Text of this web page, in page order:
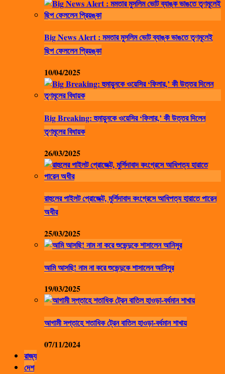
Big News Alert : মমতার মুসলিম ভোট ব্যাঙ্ক ভাঙতে তৃণমূলেই
ছিপ ফেললেন প্রিয়ঙ্কা
10/04/2025
Big Breaking: হুমায়ুনকে ওয়েসির ‘ফিলার,’ কী উত্তর দিলেন
তৃণমূলের বিধায়ক
26/03/2025
রাহুলের পাইলট প্রোজেক্ট, মুর্শিদাবাদ কংগ্রেসে আধিপত্য হারাতে পারেন
অধীর
25/03/2025
আমি আসছি! নাম না করে শুভেন্দুকে শাসালেন আনিসুর
19/03/2025
আগামী সপ্তাহে শতাধিক ট্রেন বাতিল হাওড়া-বর্ধমান শাখায়
07/11/2024
রাজ্য
দেশ